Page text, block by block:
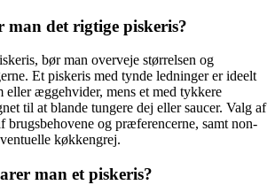
det rigtige piskeris?
bør man overveje størrelsen og
Et piskeris med tynde ledninger er ideelt
eller æggehvider, mens et med tykkere
til at blande tungere dej eller saucer. Valg af
brugsbehovene og præferencerne, samt non-
køkkengrej.
man et piskeris?